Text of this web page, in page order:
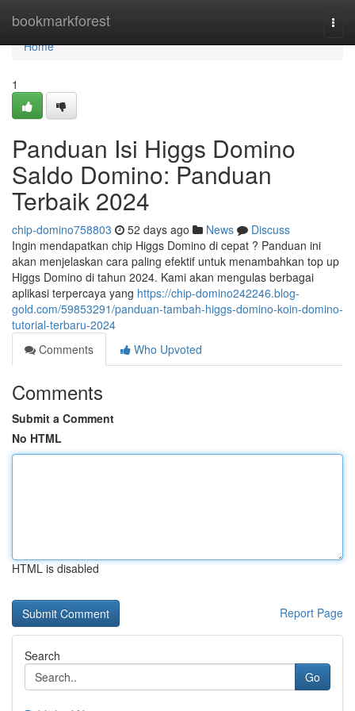
bookmarkforest
Home
Home
1
Panduan Isi Higgs Domino
Saldo Domino: Panduan
Terbaik 2024
chip-domino758803 52 days ago News
Discuss
Ingin mendapatkan chip Higgs Domino di cepat ? Panduan ini
akan menjelaskan cara paling efektif untuk menambahkan top up
Higgs Domino di tahun 2024. Kami akan mengulas berbagai
aplikasi terpercaya yang https://chip-domino242246.blog-
gold.com/59853291/panduan-tambah-higgs-domino-koin-domino-
tutorial-terbaru-2024
Comments
Who Upvoted
Comments
Submit a Comment
No HTML
HTML is disabled
Report Page
Search
Go